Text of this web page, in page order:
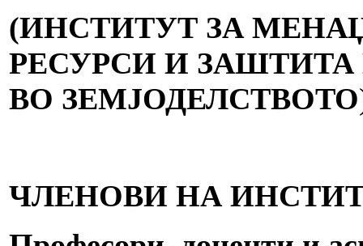
(ИНСТИТУТ ЗА
РЕСУРСИ И
ВО ЗЕМЈОДЕЛСТВОТО
ЧЛЕНОВИ НА